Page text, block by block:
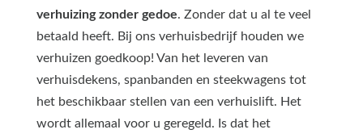
verhuizing zonder gedoe. Zonder dat u al te veel
betaald heeft. Bij ons verhuisbedrijf houden we
verhuizen goedkoop! Van het leveren van
verhuisdekens, spanbanden en steekwagens tot
het beschikbaar stellen van een verhuislift. Het
wordt allemaal voor u geregeld. Is dat het